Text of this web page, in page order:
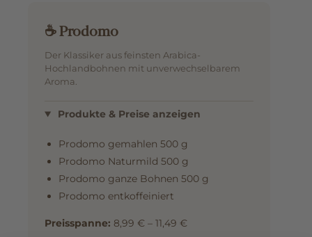
☕ Prodomo
Der Klassiker aus feinsten Arabica-
Hochlandbohnen mit unverwechselbarem
Aroma.
Produkte & Preise anzeigen
Prodomo gemahlen 500 g
Prodomo Naturmild 500 g
Prodomo ganze Bohnen 500 g
Prodomo entkoffeiniert
Preisspanne: 8,99 € – 11,49 €